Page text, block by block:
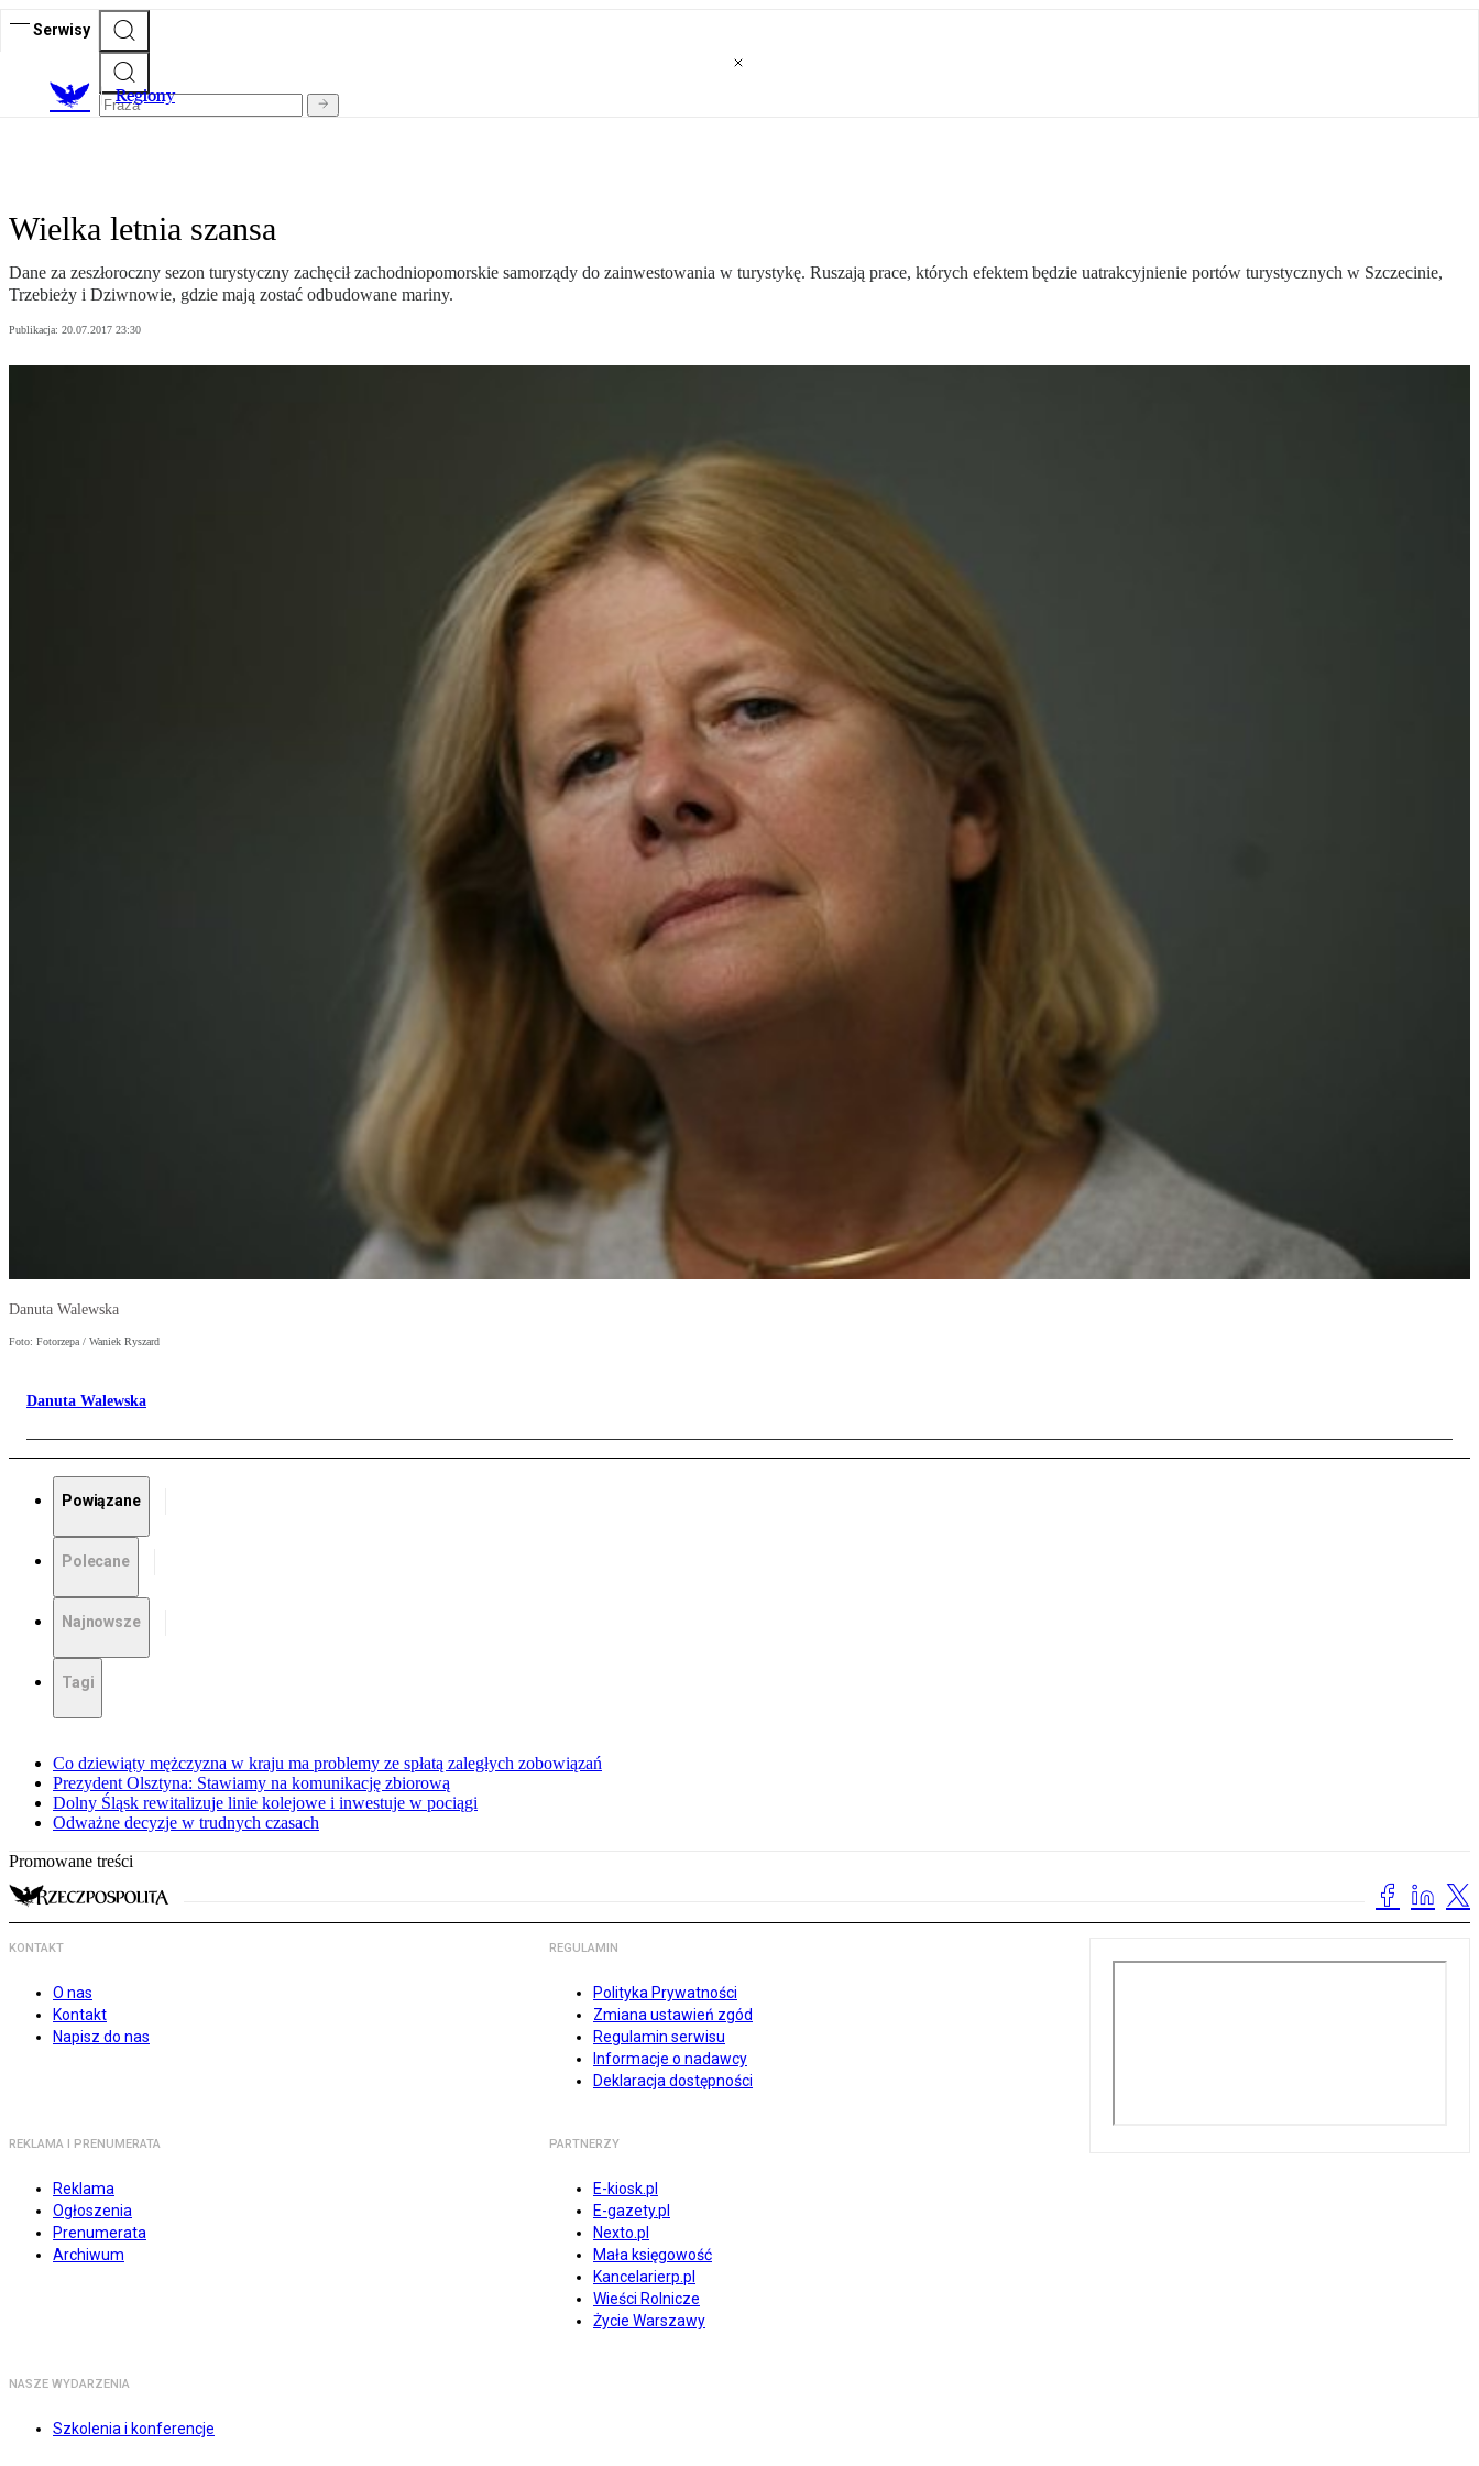
Serwisy
Regiony
Wielka letnia szansa
Dane za zeszłoroczny sezon turystyczny zachęcił zachodniopomorskie samorządy do zainwestowania w turystykę. Ruszają prace, których efektem będzie uatrakcyjnienie portów turystycznych w Szczecinie,
Trzebieży i Dziwnowie, gdzie mają zostać odbudowane mariny.
Publikacja: 20.07.2017 23:30
Danuta Walewska
Foto: Fotorzepa / Waniek Ryszard
Danuta Walewska
Powiązane
Polecane
Najnowsze
Tagi
Co dziewiąty mężczyzna w kraju ma problemy ze spłatą zaległych zobowiązań
Prezydent Olsztyna: Stawiamy na komunikację zbiorową
Dolny Śląsk rewitalizuje linie kolejowe i inwestuje w pociągi
Odważne decyzje w trudnych czasach
Promowane treści
KONTAKT
O nas
Kontakt
Napisz do nas
REGULAMIN
Polityka Prywatności
Zmiana ustawień zgód
Regulamin serwisu
Informacje o nadawcy
Deklaracja dostępności
REKLAMA I PRENUMERATA
Reklama
Ogłoszenia
Prenumerata
Archiwum
PARTNERZY
E-kiosk.pl
E-gazety.pl
Nexto.pl
Mała księgowość
Kancelarierp.pl
Wieści Rolnicze
Życie Warszawy
NASZE WYDARZENIA
Szkolenia i konferencje